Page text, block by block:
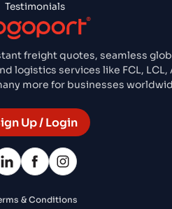
freight quotes, seamless
logistics services like FCL, LCL,
more for businesses
Up / Login
Testimonials
& Conditions